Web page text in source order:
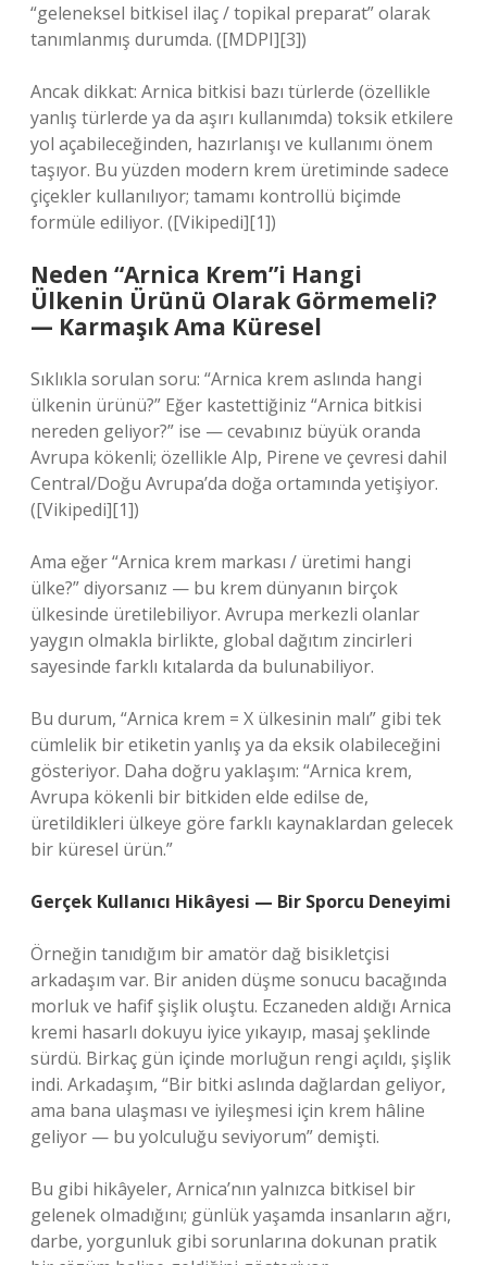
“geleneksel bitkisel ilaç / topikal preparat” olarak
tanımlanmış durumda. ([MDPI][3])
Ancak dikkat: Arnica bitkisi bazı türlerde (özellikle
yanlış türlerde ya da aşırı kullanımda) toksik etkilere
yol açabileceğinden, hazırlanışı ve kullanımı önem
taşıyor. Bu yüzden modern krem üretiminde sadece
çiçekler kullanılıyor; tamamı kontrollü biçimde
formüle ediliyor. ([Vikipedi][1])
Neden “Arnica Krem”i Hangi
Ülkenin Ürünü Olarak Görmemeli?
— Karmaşık Ama Küresel
Sıklıkla sorulan soru: “Arnica krem aslında hangi
ülkenin ürünü?” Eğer kastettiğiniz “Arnica bitkisi
nereden geliyor?” ise — cevabınız büyük oranda
Avrupa kökenli; özellikle Alp, Pirene ve çevresi dahil
Central/Doğu Avrupa’da doğa ortamında yetişiyor.
([Vikipedi][1])
Ama eğer “Arnica krem markası / üretimi hangi
ülke?” diyorsanız — bu krem dünyanın birçok
ülkesinde üretilebiliyor. Avrupa merkezli olanlar
yaygın olmakla birlikte, global dağıtım zincirleri
sayesinde farklı kıtalarda da bulunabiliyor.
Bu durum, “Arnica krem = X ülkesinin malı” gibi tek
cümlelik bir etiketin yanlış ya da eksik olabileceğini
gösteriyor. Daha doğru yaklaşım: “Arnica krem,
Avrupa kökenli bir bitkiden elde edilse de,
üretildikleri ülkeye göre farklı kaynaklardan gelecek
bir küresel ürün.”
Gerçek Kullanıcı Hikâyesi — Bir Sporcu Deneyimi
Örneğin tanıdığım bir amatör dağ bisikletçisi
arkadaşım var. Bir aniden düşme sonucu bacağında
morluk ve hafif şişlik oluştu. Eczaneden aldığı Arnica
kremi hasarlı dokuyu iyice yıkayıp, masaj şeklinde
sürdü. Birkaç gün içinde morluğun rengi açıldı, şişlik
indi. Arkadaşım, “Bir bitki aslında dağlardan geliyor,
ama bana ulaşması ve iyileşmesi için krem hâline
geliyor — bu yolculuğu seviyorum” demişti.
Bu gibi hikâyeler, Arnica’nın yalnızca bitkisel bir
gelenek olmadığını; günlük yaşamda insanların ağrı,
darbe, yorgunluk gibi sorunlarına dokunan pratik